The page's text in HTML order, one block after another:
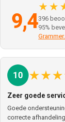
9,4396
95%
10 ★★★
Zeer goede
Goede
correcte